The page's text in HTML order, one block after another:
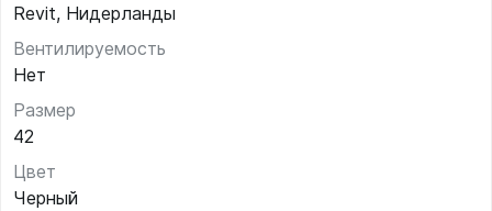
Revit, Нидерланды
Вентилируемость
Нет
Размер
42
Цвет
Черный